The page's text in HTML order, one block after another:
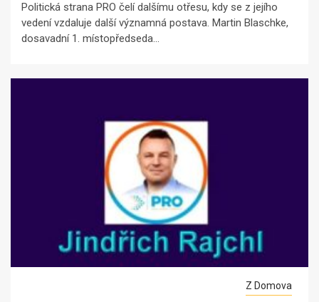
Politická strana PRO čelí dalšímu otřesu, kdy se z jejího
vedení vzdaluje další významná postava. Martin Blaschke,
dosavadní 1. místopředseda...
Z Domova